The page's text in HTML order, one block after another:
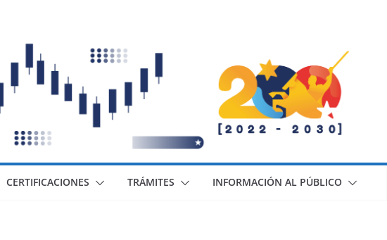
CERTIFICACIONES TRÁMITES INFORMACIÓN AL PÚBLICO